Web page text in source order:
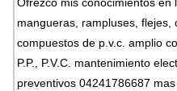
Ofrezco mis conocimientos en
mangueras, rampluses, flejes,
compuestos de p.v.c. amplio
P.P., P.V.C. mantenimiento
preventivos 04241786687